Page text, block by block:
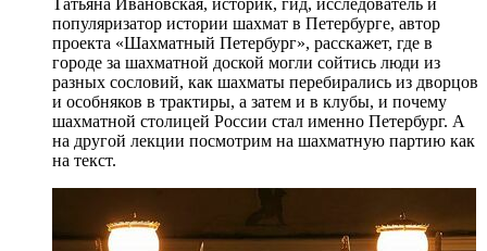
Татьяна Ивановская, историк, гид, исследователь и
популяризатор истории шахмат в Петербурге, автор
проекта «Шахматный Петербург», расскажет, где в
городе за шахматной доской могли сойтись люди из
разных сословий, как шахматы перебирались из дворцов
и особняков в трактиры, а затем и в клубы, и почему
шахматной столицей России стал именно Петербург. А
на другой лекции посмотрим на шахматную партию как
на текст.